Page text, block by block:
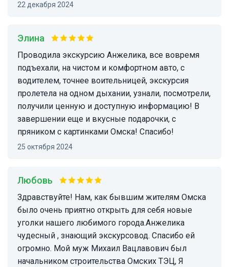
22 декабря 2024
Элина
Проводила экскурсию Анжелика, все вовремя
подъехали, на чистом и комфортном авто, с
водителем, точнее воительницей, экскурсия
пролетела на одном дыхании, узнали, посмотрели,
получили ценную и доступную информацию! В
завершении еще и вкусные подарочки, с
пряником с картинками Омска! Спасибо!
25 октября 2024
Любовь
Здравствуйте! Нам, как бывшим жителям Омска
было очень приятно открыть для себя новые
уголки нашего любимого города.Анжелика
чудесный , знающий экскурсовод. Спасибо ей
огромно. Мой муж Михаил Вацлавович был
начальником строительства Омских ТЭЦ, Я